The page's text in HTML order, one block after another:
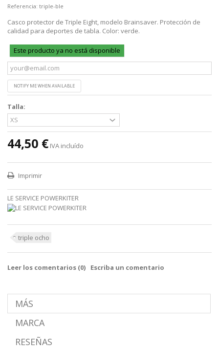
Referencia: triple-ble
Casco protector de Triple Eight, modelo Brainsaver. Protección de
calidad para deportes de tabla. Color: verde.
Este producto ya no está disponible
NOTIFY ME WHEN AVAILABLE
Talla:
44,50 € IVA incluído
Imprimir
LE SERVICE POWERKITER
triple ocho
Leer los comentarios (0) Escriba un comentario
MÁS
MARCA
RESEÑAS